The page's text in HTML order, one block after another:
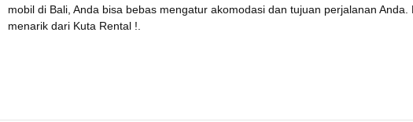
mobil di Bali, Anda bisa bebas mengatur akomodasi dan tujuan perjalanan
menarik dari Kuta Rental !.